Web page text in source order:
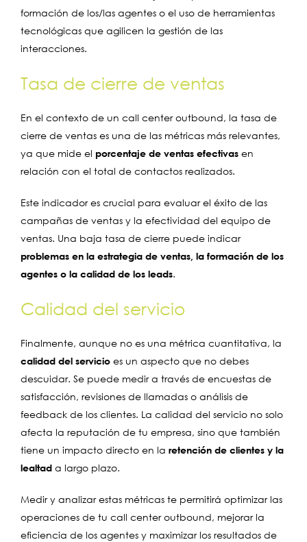
formación de los/las agentes o el uso de herramientas
tecnológicas que agilicen la gestión de las
interacciones.
Tasa de cierre de ventas
En el contexto de un call center outbound, la tasa de
cierre de ventas es una de las métricas más relevantes,
ya que mide el porcentaje de ventas efectivas en
relación con el total de contactos realizados.
Este indicador es crucial para evaluar el éxito de las
campañas de ventas y la efectividad del equipo de
ventas. Una baja tasa de cierre puede indicar
problemas en la estrategia de ventas, la formación de los
agentes o la calidad de los leads.
Calidad del servicio
Finalmente, aunque no es una métrica cuantitativa, la
calidad del servicio es un aspecto que no debes
descuidar. Se puede medir a través de encuestas de
satisfacción, revisiones de llamadas o análisis de
feedback de los clientes. La calidad del servicio no solo
afecta la reputación de tu empresa, sino que también
tiene un impacto directo en la retención de clientes y la
lealtad a largo plazo.
Medir y analizar estas métricas te permitirá optimizar las
operaciones de tu call center outbound, mejorar la
eficiencia de los agentes y maximizar los resultados de